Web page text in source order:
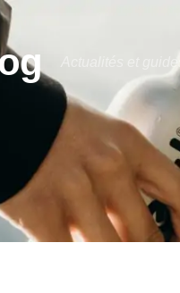
Actualités et